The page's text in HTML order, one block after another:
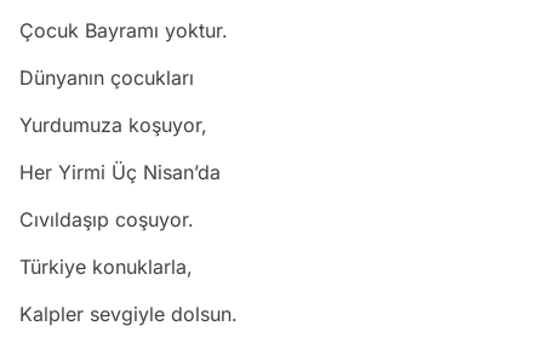
Çocuk Bayramı yoktur.
Dünyanın çocukları
Yurdumuza koşuyor,
Her Yirmi Üç Nisan’da
Cıvıldaşıp coşuyor.
Türkiye konuklarla,
Kalpler sevgiyle dolsun.